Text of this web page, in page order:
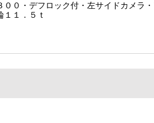
０・デフロック付・左サイドカメラ
１．５ｔ